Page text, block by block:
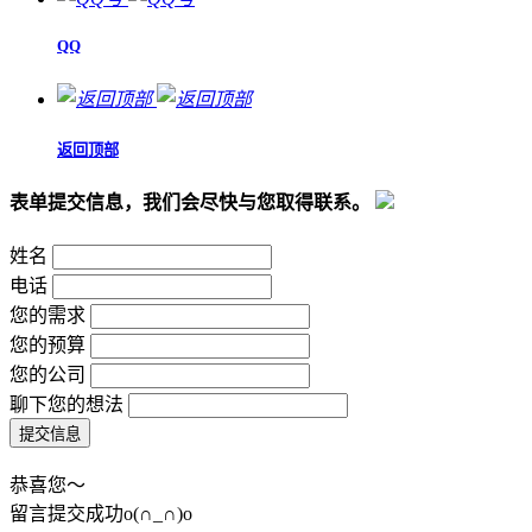
QQ
返回顶部
表单提交信息，我们会尽快与您取得联系。
姓名
电话
您的需求
您的预算
您的公司
聊下您的想法
恭喜您～
留言提交成功o(∩_∩)o